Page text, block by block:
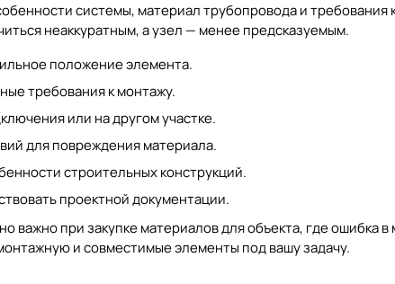
системы, материал трубопровода и требования
неаккуратным, а узел — менее предсказуемым.
положение элемента.
требования к монтажу.
или на другом участке.
для повреждения материала.
строительных конструкций.
проектной документации.
при закупке материалов для объекта, где ошибка
и совместимые элементы под вашу задачу.